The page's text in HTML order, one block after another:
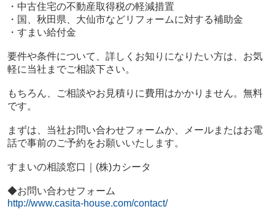
・中古住宅の不動産取得税の軽減措置
・国、秋田県、大仙市などリフォームに対する補助金
・すまい給付金
要件や条件について、詳しくお知りになりたい方は、お気
軽に当社までご相談下さい。
もちろん、ご相談やお見積りに費用はかかりません。無料
です。
まずは、当社お問い合わせフォームか、メールまたはお電
話で事前のご予約をお願いいたします。
すまいの相談窓口｜(株)カシータ
◆お問い合わせフォーム
http://www.casita-house.com/contact/